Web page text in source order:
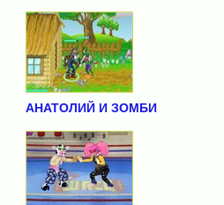
АНАТОЛИЙ И ЗОМБИ